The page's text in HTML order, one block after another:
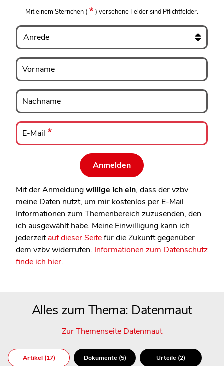
Mit einem Sternchen ( ) versehene Felder sind Pflichtfelder.
Anrede
Vorname
Vorname
Nachname
Nachname
E-
Mail
E-Mail
Mit der Anmeldungwillige ich ein, dass der vzbv
meine Daten nutzt, um mir kostenlos per E-Mail
Informationen zum Themenbereich zuzusenden, den
ich ausgewählt habe. Meine Einwilligung kann ich
jederzeitauf dieser Seitefür die Zukunft gegenüber
dem vzbv widerrufen. Informationen zum Datenschutz
finde ich hier.
Alles zum Thema: Datenmaut
Zur Themenseite Datenmaut
Artikel (17) Dokumente (5) Urteile (2)